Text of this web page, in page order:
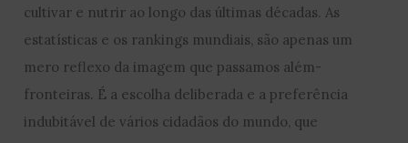
cultivar e nutrir ao longo das últimas décadas. As
estatísticas e os rankings mundiais, são apenas um
mero reflexo da imagem que passamos além-
fronteiras. É a escolha deliberada e a preferência
indubitável de vários cidadãos do mundo, que